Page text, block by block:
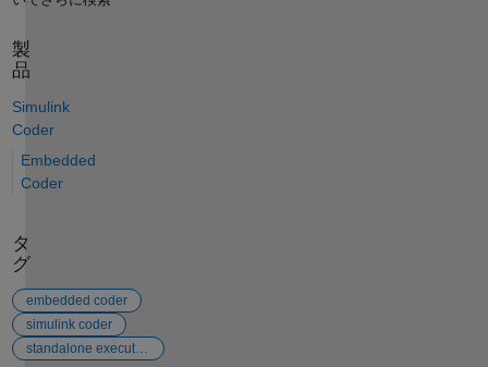
製
品
Simulink
Coder
Embedded
Coder
タ
グ
embedded coder
simulink coder
standalone executable